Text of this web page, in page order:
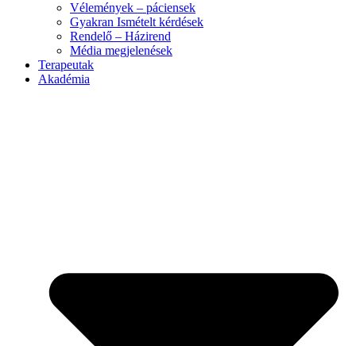
Vélemények – páciensek
Gyakran Ismételt kérdések
Rendelő – Házirend
Média megjelenések
Terapeutak
Akadémia